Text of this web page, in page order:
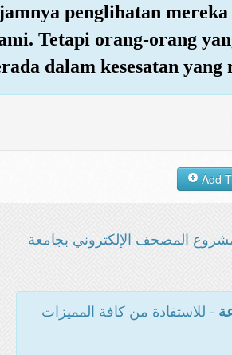
penglihatan
Tetapi orang-orang
dalam kesesatan yang
المصحف الإلكتروني بجامعة
- للاستفادة من كافة المميزات